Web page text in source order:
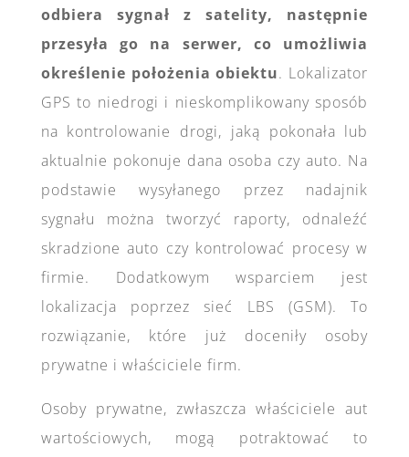
odbiera sygnał z satelity, następnie
przesyła go na serwer, co umożliwia
określenie położenia obiektu. Lokalizator
GPS to niedrogi i nieskomplikowany sposób
na kontrolowanie drogi, jaką pokonała lub
aktualnie pokonuje dana osoba czy auto. Na
podstawie wysyłanego przez nadajnik
sygnału można tworzyć raporty, odnaleźć
skradzione auto czy kontrolować procesy w
firmie. Dodatkowym wsparciem jest
lokalizacja poprzez sieć LBS (GSM). To
rozwiązanie, które już doceniły osoby
prywatne i właściciele firm.
Osoby prywatne, zwłaszcza właściciele aut
wartościowych, mogą potraktować to